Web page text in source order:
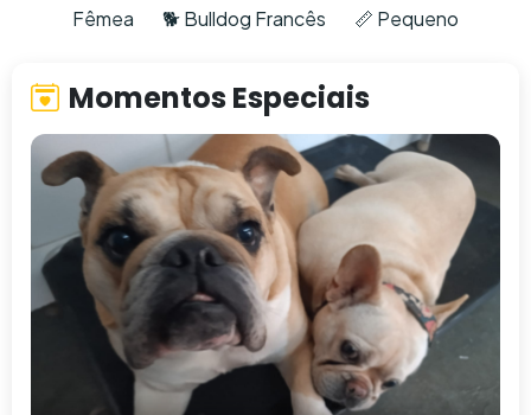
Fêmea 🐕 Bulldog Francês 📏 Pequeno
Momentos Especiais